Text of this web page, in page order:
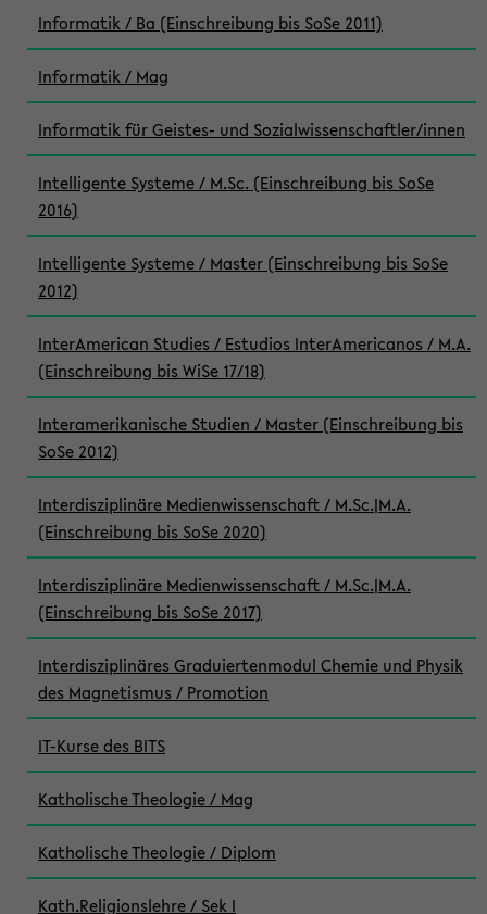
Informatik / Ba (Einschreibung bis SoSe 2011)
Informatik / Mag
Informatik für Geistes- und Sozialwissenschaftler/innen
Intelligente Systeme / M.Sc. (Einschreibung bis SoSe
2016)
Intelligente Systeme / Master (Einschreibung bis SoSe
2012)
InterAmerican Studies / Estudios InterAmericanos / M.A.
(Einschreibung bis WiSe 17/18)
Interamerikanische Studien / Master (Einschreibung bis
SoSe 2012)
Interdisziplinäre Medienwissenschaft / M.Sc.|M.A.
(Einschreibung bis SoSe 2020)
Interdisziplinäre Medienwissenschaft / M.Sc.|M.A.
(Einschreibung bis SoSe 2017)
Interdisziplinäres Graduiertenmodul Chemie und Physik
des Magnetismus / Promotion
IT-Kurse des BITS
Katholische Theologie / Mag
Katholische Theologie / Diplom
Kath.Religionslehre / Sek I